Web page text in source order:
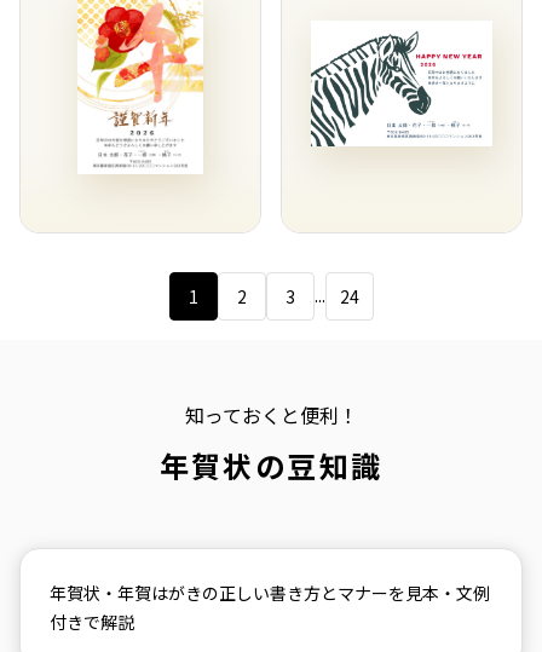
1 2 3 ... 24
知っておくと便利！
年賀状の豆知識
年賀状・年賀はがきの正しい書き方とマナーを見本・文例
付きで解説